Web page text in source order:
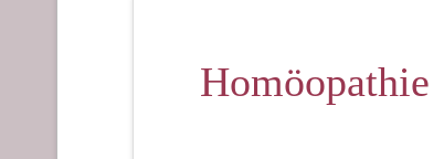
Homöopathie